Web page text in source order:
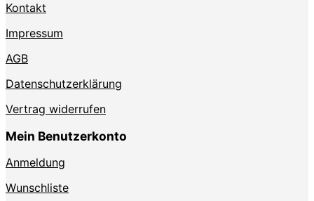
Kontakt
Impressum
AGB
Datenschutzerklärung
Vertrag widerrufen
Mein Benutzerkonto
Anmeldung
Wunschliste